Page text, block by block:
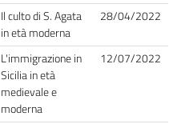
Il culto di S. Agata
in età moderna
28/04/2022
L'immigrazione in
Sicilia in età
medievale e
moderna
12/07/2022